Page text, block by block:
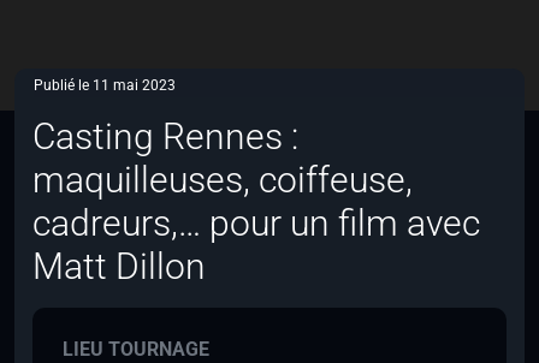
Publié le 11 mai 2023
Casting Rennes :
maquilleuses, coiffeuse,
cadreurs,… pour un film avec
Matt Dillon
LIEU TOURNAGE